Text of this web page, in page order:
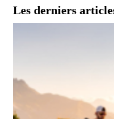
Les derniers